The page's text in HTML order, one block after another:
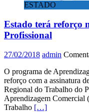
ESTADO
Estado terá reforço
Profissional
27/02/2018 admin
O programa de
reforço com a assinatura
Regional do Trabalho do
Aprendizagem Comercial
Trabalho […]